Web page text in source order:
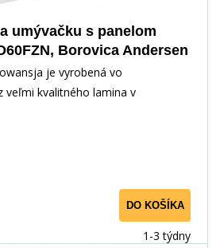
umývačku s panelom
Borovica Andersen
je vyrobená vo
veľmi kvalitného lamina v
DO KOŠÍKA
1-3 týdny